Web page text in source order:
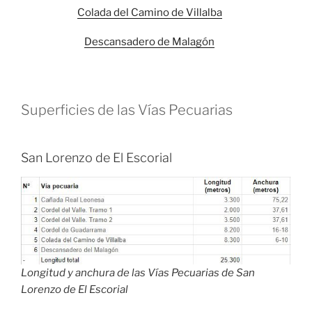
Colada del Camino de Villalba
Descansadero de Malagón
Superficies de las Vías Pecuarias
San Lorenzo de El Escorial
Longitud y anchura de las Vías Pecuarias de San
Lorenzo de El Escorial